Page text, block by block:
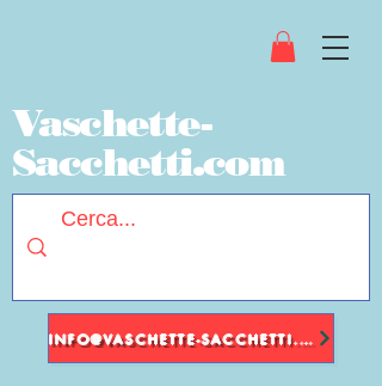
INFO@VASCHETTE-SACCHETTI.COM
Vaschette-
Sacchetti.com